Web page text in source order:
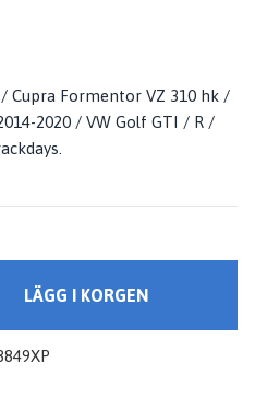
/ Cupra Formentor VZ 310 hk /
2020 / VW Golf GTI / R /
LÄGG I KORGEN